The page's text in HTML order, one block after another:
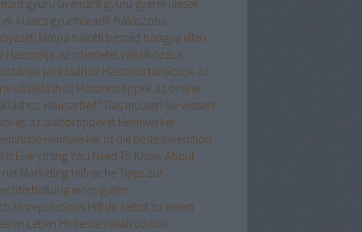
gyuru Gyemant gyuru gyerekülések
kulacs gyurmaradír hálószoba
lámpa halotti beszéd hangya ellen
Használja az internetet vállalkozása
javításához Hasznos tanácsok az
vásárláshoz Hasznos tippek az online
Hausarbeit? Das müssen Sie wissen!
az alábbi tippeket Heimwerker-
Heimwerker ist die beste Investition
Is Everything You Need To Know About
Marketing Hilfreiche Tipps zur
eines guten
Hilf dir selbst zu einem
Leben Hirdesse vállalkozását